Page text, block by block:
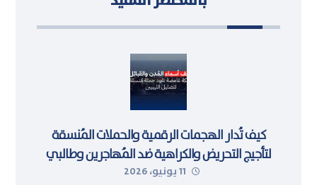
كيف تُدار الهجمات الرقمية والحملات المُنسقة
لتأجيج التحريض والكراهية ضد المُهاجرين وطالبي
اللجوء في ليبيا
11 يونيو، 2026